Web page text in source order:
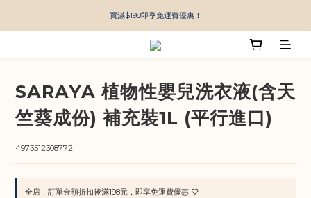
買滿$198即享免運費優惠！
SARAYA 植物性嬰兒洗衣液(含天
竺葵成份) 補充裝1L (平行進口)
4973512308772
全店，訂單金額折扣後滿198元，即享免運費優惠 ♡